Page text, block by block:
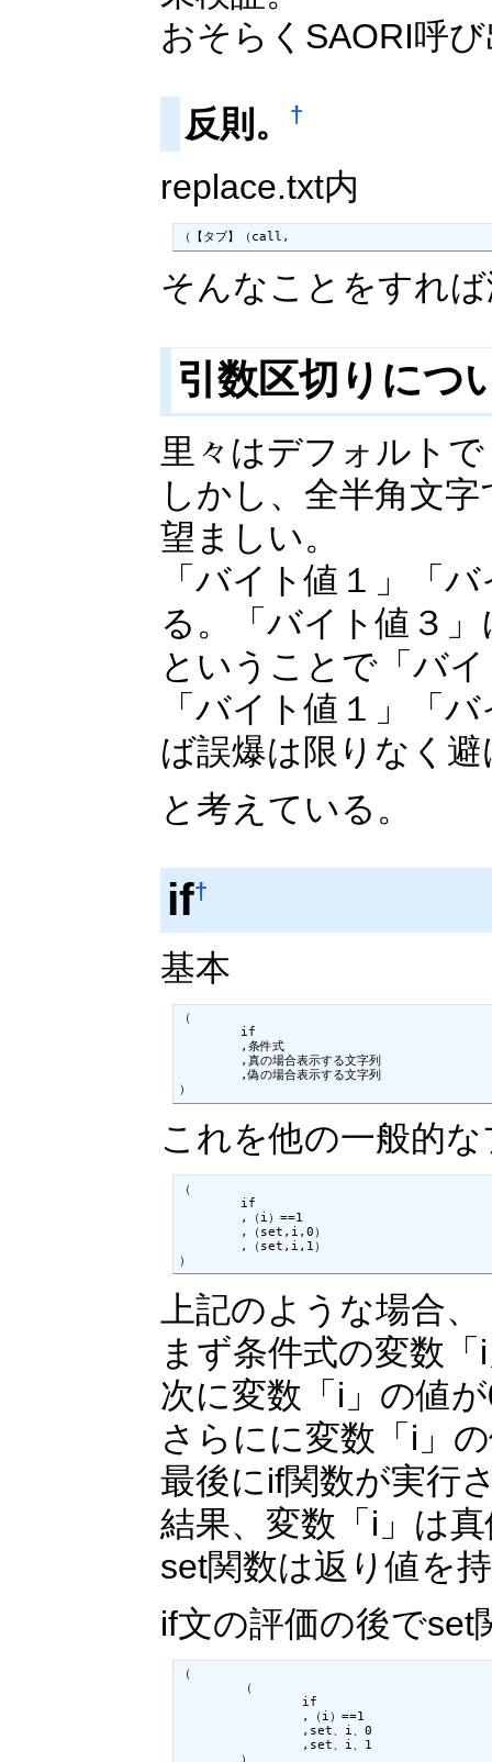
おそらくSAORI呼
反則。 †
replace.txt内
（【タブ】（call,
そんなことをすれ
引数区切りにつ
里々はデフォルト
しかし、全半角文
望ましい。
「バイト値１」「
る。「バイト値３
ということで「バ
「バイト値１」「
ば誤爆は限りなく
と考えている。
if†
基本
（
）
これを他の一般的
（
）
上記のような場合、
まず条件式の変数
次に変数「i」の値
さらにに変数「i」
最後にif関数が実行
結果、変数「i」は
set関数は返り値を
if文の評価の後でset
（